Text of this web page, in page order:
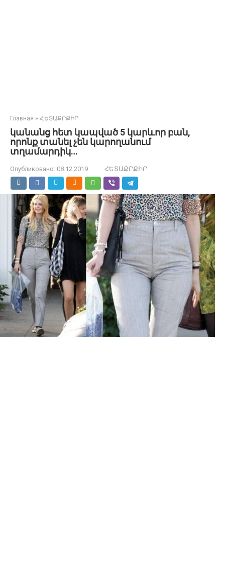
Главная » ՀԵՏԱՔՐՔԻՐ
կանանց հետ կապված 5 կարևոր բան,
որոնք տանել չեն կարողանում
տղամարդիկ…
Опубликовано: 08.12.2019 ՀԵՏԱՔՐՔԻՐ